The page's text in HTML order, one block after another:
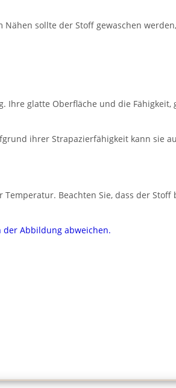
sollte der Stoff gewaschen
Ihre glatte Oberfläche und die Fähigkeit,
ihrer Strapazierfähigkeit kann sie
Beachten Sie, dass der Stoff
Abbildung abweichen.